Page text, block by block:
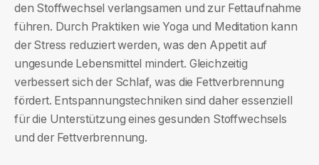
den Stoffwechsel verlangsamen und zur Fettaufnahme
führen. Durch Praktiken wie Yoga und Meditation kann
der Stress reduziert werden, was den Appetit auf
ungesunde Lebensmittel mindert. Gleichzeitig
verbessert sich der Schlaf, was die Fettverbrennung
fördert. Entspannungstechniken sind daher essenziell
für die Unterstützung eines gesunden Stoffwechsels
und der Fettverbrennung.